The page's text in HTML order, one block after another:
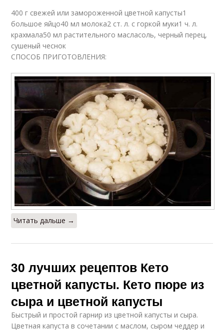
400 г свежей или замороженной цветной капусты1
большое яйцо40 мл молока2 ст. л. с горкой муки1 ч. л.
крахмала50 мл растительного масласоль, черный перец,
сушеный чеснок
СПОСОБ ПРИГОТОВЛЕНИЯ:
Читать дальше →
30 лучших рецептов Кето
цветной капусты. Кето пюре из
сыра и цветной капусты
Быстрый и простой гарнир из цветной капусты и сыра.
Цветная капуста в сочетании с маслом, сыром чеддер и